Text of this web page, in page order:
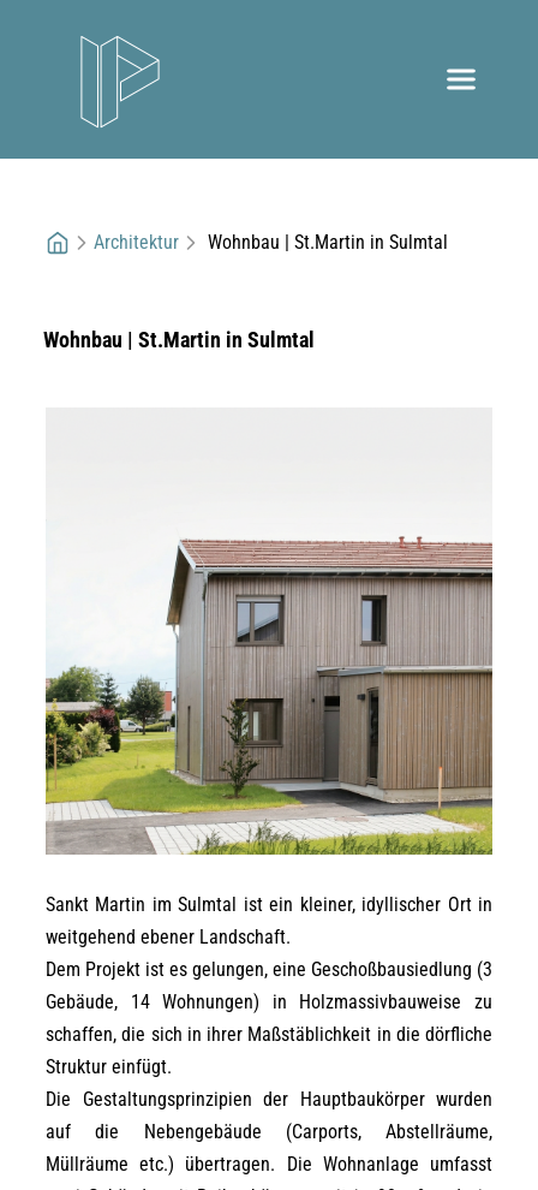
Architektur Wohnbau | St.Martin in Sulmtal
Wohnbau | St.Martin in Sulmtal
Sankt Martin im Sulmtal ist ein kleiner, idyllischer Ort in
weitgehend ebener Landschaft.
Dem Projekt ist es gelungen, eine Geschoßbausiedlung (3
Gebäude, 14 Wohnungen) in Holzmassivbauweise zu
schaffen, die sich in ihrer Maßstäblichkeit in die dörfliche
Struktur einfügt.
Die Gestaltungsprinzipien der Hauptbaukörper wurden
auf die Nebengebäude (Carports, Abstellräume,
Müllräume etc.) übertragen. Die Wohnanlage umfasst